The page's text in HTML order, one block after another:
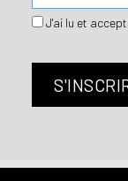
J'ai lu et